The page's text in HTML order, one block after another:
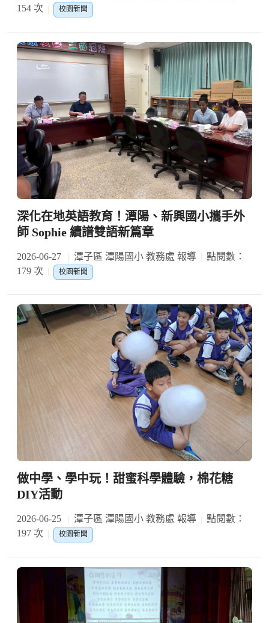
154 次
校園新聞
深化在地英語教育！潭陽、新興國小攜手外
師 Sophie 續譜雙語新篇章
2026-06-27 潭子區 潭陽國小 教務處 報導
點閱數：
179 次
校園新聞
做中學、學中玩！甜蜜科學體驗，棉花糖
DIY活動
2026-06-25 潭子區 潭陽國小 教務處 報導
點閱數：
197 次
校園新聞